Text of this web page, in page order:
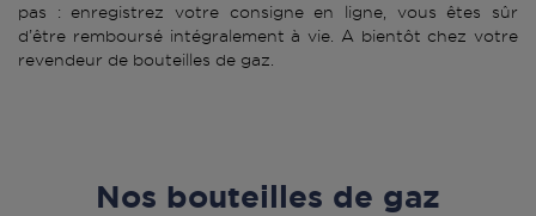
pas : enregistrez votre consigne en ligne, vous êtes sûr
d’être remboursé intégralement à vie. A bientôt chez votre
revendeur de bouteilles de gaz.
Nos bouteilles de gaz